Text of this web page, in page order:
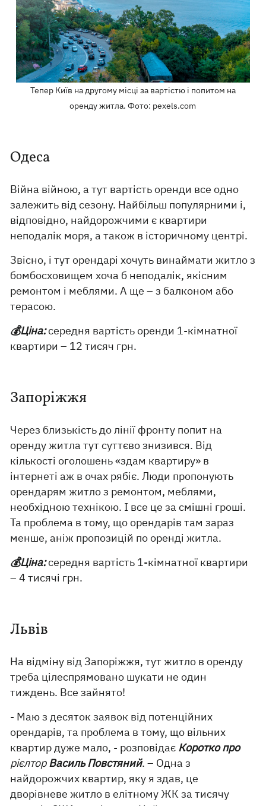
Тепер Київ на другому місці за вартістю і попитом на
оренду житла. Фото: pexels.com
Одеса
Війна війною, а тут вартість оренди все одно
залежить від сезону. Найбільш популярними і,
відповідно, найдорожчими є квартири
неподалік моря, а також в історичному центрі.
Звісно, і тут орендарі хочуть винаймати житло з
бомбосховищем хоча б неподалік, якісним
ремонтом і меблями. А ще – з балконом або
терасою.
💰Ціна:середня вартість оренди 1-кімнатної
квартири – 12 тисяч грн.
Запоріжжя
Через близькість до лінії фронту попит на
оренду житла тут суттєво знизився. Від
кількості оголошень «здам квартиру» в
інтернеті аж в очах рябіє. Люди пропонують
орендарям житло з ремонтом, меблями,
необхідною технікою. І все це за смішні гроші.
Та проблема в тому, що орендарів там зараз
менше, аніж пропозицій по оренді житла.
💰Ціна:середня вартість 1-кімнатної квартири
– 4 тисячі грн.
Львів
На відміну від Запоріжжя, тут житло в оренду
треба цілеспрямовано шукати не один
тиждень. Все зайнято!
- Маю з десяток заявок від потенційних
орендарів, та проблема в тому, що вільних
квартир дуже мало, - розповідає Коротко про
рієлторВасиль Повстяний. – Одна з
найдорожчих квартир, яку я здав, це
дворівневе житло в елітному ЖК за тисячу